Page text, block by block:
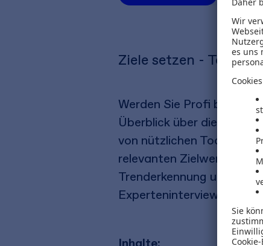
Ziele setzen - Tools
Werden Sie Profi beim
Überblick über die
von nützlichen Tools
relevanten Zielwerte,
Trenderkennung und
Experteninterviews